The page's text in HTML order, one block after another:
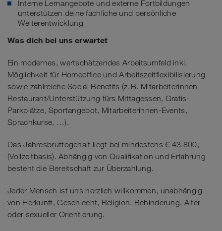
Interne Lernangebote und externe Fortbildungen
unterstützen deine fachliche und persönliche
Weiterentwicklung
Was dich bei uns erwartet
Ein modernes, wertschätzendes Arbeitsumfeld inkl.
Möglichkeit für Homeoffice und Arbeitszeitflexibilisierung
sowie zahlreiche Social Benefits (z. B. Mitarbeiterinnen-
Restaurant/Unterstützung fürs Mittagessen, Gratis-
Parkplätze, Sportangebot, Mitarbeiterinnen-Events,
Sprachkurse, …).
Das Jahresbruttogehalt liegt bei mindestens € 43.800,--
(Vollzeitbasis). Abhängig von Qualifikation und Erfahrung
besteht die Bereitschaft zur Überzahlung.
Jeder Mensch ist uns herzlich willkommen, unabhängig
von Herkunft, Geschlecht, Religion, Behinderung, Alter
oder sexueller Orientierung.